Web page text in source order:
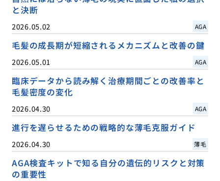
と決断
2026.05.02 AGA
毛髪の成長期が短縮されるメカニズムと改善の鍵
2026.05.01 AGA
臨床データから読み解く治療期間ごとの改善率と
毛髪密度の変化
2026.04.30 AGA
進行を遅らせるための戦略的な薄毛克服ガイド
2026.04.30 薄毛
AGA検査キットで知る自分の遺伝的リスクと対策
の重要性